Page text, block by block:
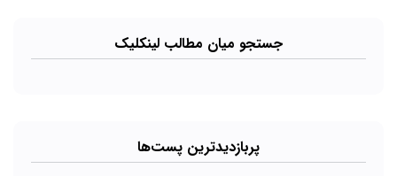
جستجو میان مطالب لینکلیک
پربازدیدترین پست‌ها